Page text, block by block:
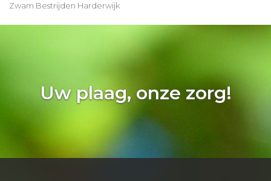
Zwam Bestrijden Harderwijk
Uw plaag, onze zorg!